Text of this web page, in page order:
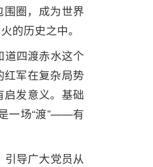
圈，成为世界
的历史之中。
道四渡赤水这个
红军在复杂局势
启发意义。基础
一场“渡”——有
引导广大党员从